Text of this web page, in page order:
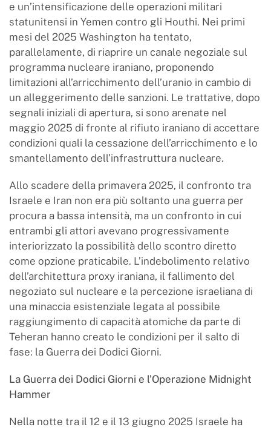
e un’intensificazione delle operazioni militari
statunitensi in Yemen contro gli Houthi. Nei primi
mesi del 2025 Washington ha tentato,
parallelamente, di riaprire un canale negoziale sul
programma nucleare iraniano, proponendo
limitazioni all’arricchimento dell’uranio in cambio di
un alleggerimento delle sanzioni. Le trattative, dopo
segnali iniziali di apertura, si sono arenate nel
maggio 2025 di fronte al rifiuto iraniano di accettare
condizioni quali la cessazione dell’arricchimento e lo
smantellamento dell’infrastruttura nucleare.
Allo scadere della primavera 2025, il confronto tra
Israele e Iran non era più soltanto una guerra per
procura a bassa intensità, ma un confronto in cui
entrambi gli attori avevano progressivamente
interiorizzato la possibilità dello scontro diretto
come opzione praticabile. L’indebolimento relativo
dell’architettura proxy iraniana, il fallimento del
negoziato sul nucleare e la percezione israeliana di
una minaccia esistenziale legata al possibile
raggiungimento di capacità atomiche da parte di
Teheran hanno creato le condizioni per il salto di
fase: la Guerra dei Dodici Giorni.
La Guerra dei Dodici Giorni e l’Operazione Midnight
Hammer
Nella notte tra il 12 e il 13 giugno 2025 Israele ha